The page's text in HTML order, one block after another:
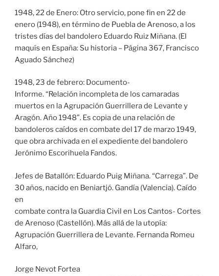
1948, 22 de Enero: Otro servicio, pone fin en 22 de
enero (1948), en término de Puebla de Arenoso, a los
tristes días del bandolero Eduardo Ruiz Miñana. (El
maquís en España: Su historia – Página 367, Francisco
Aguado Sánchez)
1948, 23 de febrero: Documento-
Informe. “Relación incompleta de los camaradas
muertos en la Agrupación Guerrillera de Levante y
Aragón. Año 1948”. Es copia de una relación de
bandoleros caídos en combate del 17 de marzo 1949,
que obra archivada en el expediente del bandolero
Jerónimo Escorihuela Fandos.
Jefes de Batallón: Eduardo Puig Miñana. “Carrega”. De
30 años, nacido en Beniartjó. Gandía (Valencia). Caído
en
combate contra la Guardia Civil en Los Cantos- Cortes
de Arenoso (Castellón). Más allá de la utopía:
Agrupación Guerrillera de Levante. Fernanda Romeu
Alfaro,
Jorge Nevot Fortea